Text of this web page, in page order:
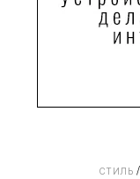
СТИЛЬ